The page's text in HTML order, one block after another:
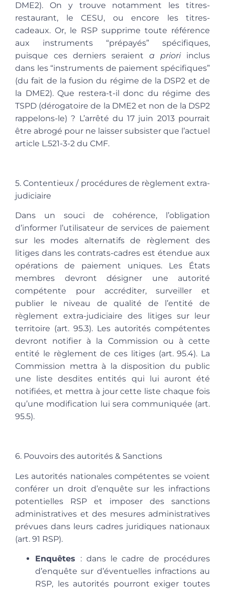
DME2). On y trouve notamment les titres-
restaurant, le CESU, ou encore les titres-
cadeaux. Or, le RSP supprime toute référence
aux instruments “prépayés” spécifiques,
puisque ces derniers seraient a prioriinclus
dans les “instruments de paiement spécifiques”
(du fait de la fusion du régime de la DSP2 et de
la DME2). Que restera-t-il donc du régime des
TSPD (dérogatoire de la DME2 et non de la DSP2
rappelons-le) ? L’arrêté du 17 juin 2013 pourrait
être abrogé pour ne laisser subsister que l’actuel
article L.521-3-2 du CMF.
5. Contentieux / procédures de règlement extra-
judiciaire
Dans un souci de cohérence, l’obligation
d’informer l’utilisateur de services de paiement
sur les modes alternatifs de règlement des
litiges dans les contrats-cadres est étendue aux
opérations de paiement uniques. Les États
membres devront désigner une autorité
compétente pour accréditer, surveiller et
publier le niveau de qualité de l’entité de
règlement extra-judiciaire des litiges sur leur
territoire (art. 95.3). Les autorités compétentes
devront notifier à la Commission ou à cette
entité le règlement de ces litiges (art. 95.4). La
Commission mettra à la disposition du public
une liste desdites entités qui lui auront été
notifiées, et mettra à jour cette liste chaque fois
qu’une modification lui sera communiquée (art.
95.5).
6. Pouvoirs des autorités & Sanctions
Les autorités nationales compétentes se voient
conférer un droit d’enquête sur les infractions
potentielles RSP et imposer des sanctions
administratives et des mesures administratives
prévues dans leurs cadres juridiques nationaux
(art. 91 RSP).
Enquêtes : dans le cadre de procédures
d’enquête sur d’éventuelles infractions au
RSP, les autorités pourront exiger toutes